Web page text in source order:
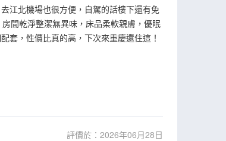
江北機場也很方便，自駕的話樓下還有免
間乾淨整潔無異味，床品柔軟親膚，優眠
套，性價比真的高，下次來重慶還住這！
評價於：2026年06月28日